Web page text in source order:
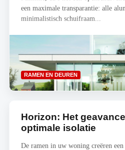
een maximale transparantie: alle
minimalistisch schuifraam...
RAMEN EN DEUREN
Horizon: Het
optimale isolatie
De ramen in uw woning creëren